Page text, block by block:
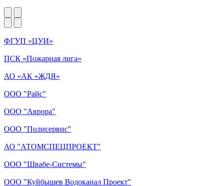
ФГУП «ЦУИ»
ПСК «Пожарная лига»
АО «АК «ЖДЯ»
ООО "Райс"
ООО "Аврора"
ООО "Полисервис"
АО "АТОМСПЕЦПРОЕКТ"
ООО "Швабе-Системы"
ООО "Куйбышев Водоканал Проект"